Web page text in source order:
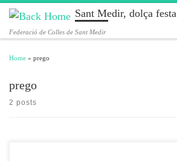
Skip to content Sant Medir, dolça festa
Federació de Colles de Sant Medir
Home » prego
prego
2 posts